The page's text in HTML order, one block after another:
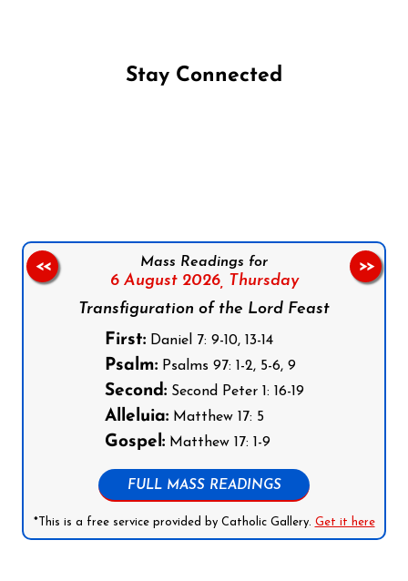
Stay Connected
Mass Readings for
6 August 2026,
Thursday
Transfiguration of the Lord Feast
First:Daniel 7: 9-10, 13-14
Psalm:Psalms 97: 1-2, 5-6, 9
Second:Second Peter 1: 16-19
Alleluia:Matthew 17: 5
Gospel:Matthew 17: 1-9
FULL MASS READINGS
*This is a free service provided by Catholic Gallery. Get it here
<< >>